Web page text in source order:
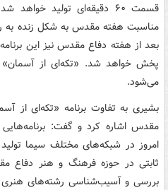
قسمت ۶۰ دقیقه‌ای تولید
مناسبت هفته مقدس به شکل زنده به
بعد از هفته دفاع مقدس نیز این
می‌شود.
بشیری به تفاوت برنامه «تکه‌ای از
مقدس اشاره کرد و گفت:
امروز در شبکه‌های مختلف سیما
ثابتی در حوزه فرهنگ و هنر دفاع
بررسی و آسیب‌شناسی رشته‌های